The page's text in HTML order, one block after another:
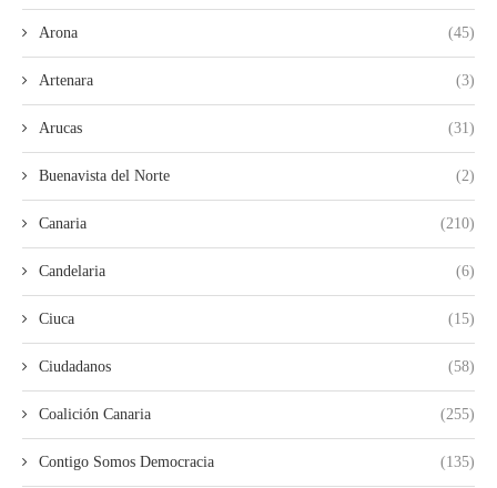
Arona (45)
Artenara (3)
Arucas (31)
Buenavista del Norte (2)
Canaria (210)
Candelaria (6)
Ciuca (15)
Ciudadanos (58)
Coalición Canaria (255)
Contigo Somos Democracia (135)